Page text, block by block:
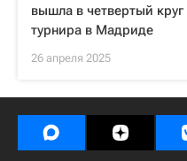
вышла в четвертый круг
турнира в Мадриде
26 апреля 2025